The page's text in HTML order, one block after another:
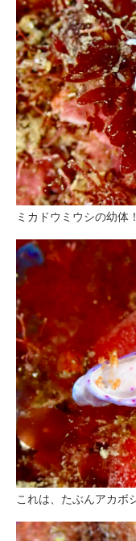
ミカドウミウシの幼体！
これは、たぶんアカボ